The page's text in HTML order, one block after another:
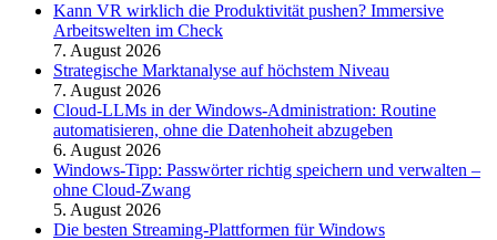
Kann VR wirklich die Produktivität pushen? Immersive
Arbeitswelten im Check
7. August 2026
Strategische Marktanalyse auf höchstem Niveau
7. August 2026
Cloud-LLMs in der Windows-Administration: Routine
automatisieren, ohne die Datenhoheit abzugeben
6. August 2026
Windows-Tipp: Passwörter richtig speichern und verwalten –
ohne Cloud-Zwang
5. August 2026
Die besten Streaming-Plattformen für Windows